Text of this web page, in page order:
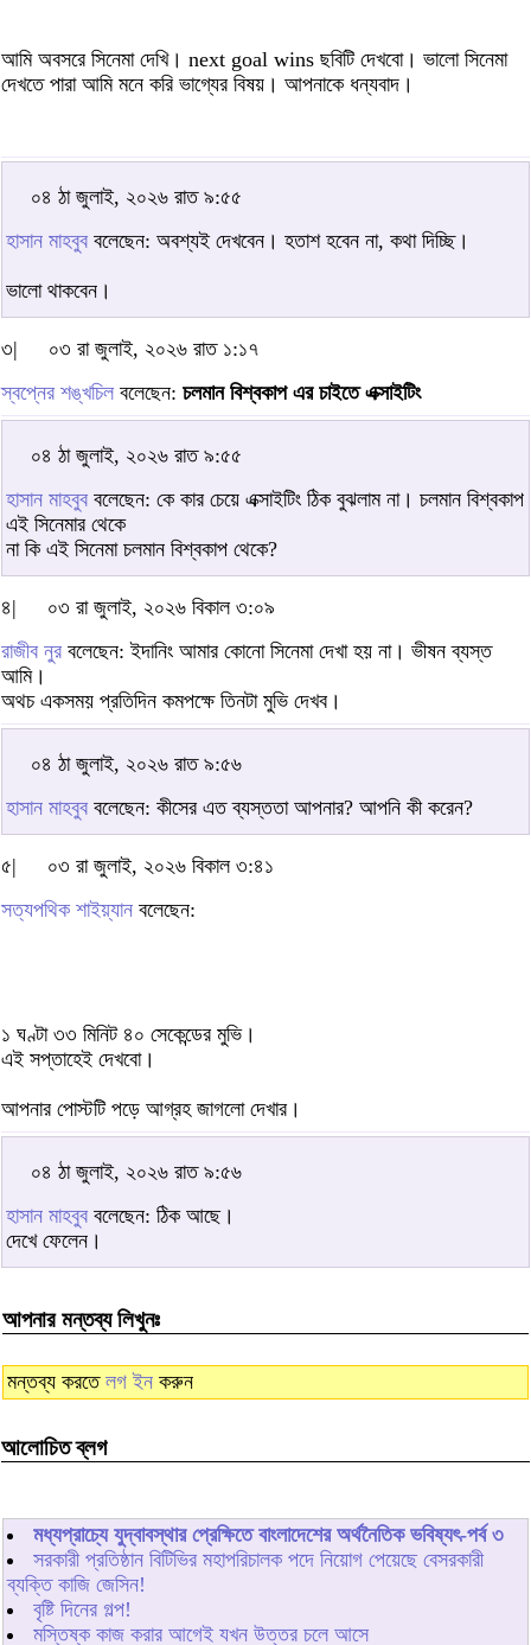
আমি অবসরে সিনেমা দেখি। next goal wins ছবিটি দেখবো। ভালো সিনেমা
দেখতে পারা আমি মনে করি ভাগ্যের বিষয়। আপনাকে ধন্যবাদ।
০৪ ঠা জুলাই, ২০২৬ রাত ৯:৫৫
হাসান মাহবুব বলেছেন: অবশ্যই দেখবেন। হতাশ হবেন না, কথা দিচ্ছি।
ভালো থাকবেন।
৩|
০৩ রা জুলাই, ২০২৬ রাত ১:১৭
স্বপ্নের শঙ্খচিল বলেছেন: চলমান বিশ্বকাপ এর চাইতে এক্সাইটিং
০৪ ঠা জুলাই, ২০২৬ রাত ৯:৫৫
হাসান মাহবুব বলেছেন: কে কার চেয়ে এক্সাইটিং ঠিক বুঝলাম না। চলমান বিশ্বকাপ
এই সিনেমার থেকে
না কি এই সিনেমা চলমান বিশ্বকাপ থেকে?
৪|
০৩ রা জুলাই, ২০২৬ বিকাল ৩:০৯
রাজীব নুর বলেছেন: ইদানিং আমার কোনো সিনেমা দেখা হয় না। ভীষন ব্যস্ত
আমি।
অথচ একসময় প্রতিদিন কমপক্ষে তিনটা মুভি দেখব।
০৪ ঠা জুলাই, ২০২৬ রাত ৯:৫৬
হাসান মাহবুব বলেছেন: কীসের এত ব্যস্ততা আপনার? আপনি কী করেন?
৫|
০৩ রা জুলাই, ২০২৬ বিকাল ৩:৪১
সত্যপথিক শাইয়্যান বলেছেন:
১ ঘণ্টা ৩৩ মিনিট ৪০ সেকেন্ডের মুভি।
এই সপ্তাহেই দেখবো।
আপনার পোস্টটি পড়ে আগ্রহ জাগলো দেখার।
০৪ ঠা জুলাই, ২০২৬ রাত ৯:৫৬
হাসান মাহবুব বলেছেন: ঠিক আছে।
দেখে ফেলেন।
আপনার মন্তব্য লিখুনঃ
মন্তব্য করতে লগ ইন করুন
আলোচিত ব্লগ
মধ্যপ্রাচ্যে যুদ্বাবস্থার প্রেক্ষিতে বাংলাদেশের অর্থনৈতিক ভবিষ্যৎ-পর্ব ৩
সরকারী প্রতিষ্ঠান বিটিভির মহাপরিচালক পদে নিয়োগ পেয়েছে বেসরকারী
ব্যক্তি কাজি জেসিন!
বৃষ্টি দিনের গল্প!
মস্তিষ্ক কাজ করার আগেই যখন উত্তর চলে আসে